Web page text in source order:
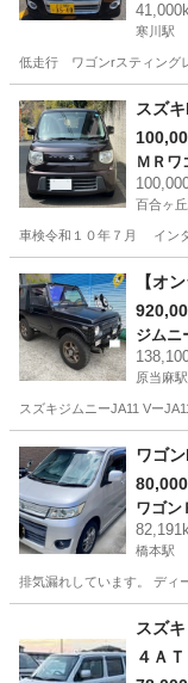
寒川駅
低走行 ワゴンrスティング
神奈川 高座郡 寒川
スズ
ＭＲワ
百合ヶ
車検令和１０年７月 イ
神奈川 川崎市 百
【オ
ジムニ
原当麻駅
スズキジムニーJA11 Vー
神奈川 相模原市ワゴ
ワゴン
橋本駅
排気漏れしています。 ディ
スズ
４Ａ